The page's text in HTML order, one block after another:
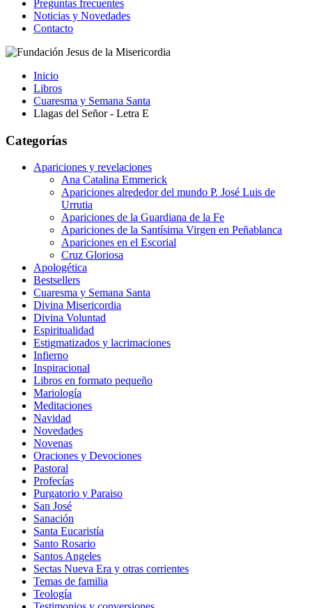
Preguntas frecuentes
Noticias y Novedades
Contacto
Inicio
Libros
Cuaresma y Semana Santa
Llagas del Señor - Letra E
Categorías
Apariciones y revelaciones
Ana Catalina Emmerick
Apariciones alrededor del mundo P. José Luis de
Urrutia
Apariciones de la Guardiana de la Fe
Apariciones de la Santísima Virgen en Peñablanca
Apariciones en el Escorial
Cruz Gloriosa
Apologética
Bestsellers
Cuaresma y Semana Santa
Divina Misericordia
Divina Voluntad
Espiritualidad
Estigmatizados y lacrimaciones
Infierno
Inspiracional
Libros en formato pequeño
Mariología
Meditaciones
Navidad
Novedades
Novenas
Oraciones y Devociones
Pastoral
Profecías
Purgatorio y Paraiso
San José
Sanación
Santa Eucaristía
Santo Rosario
Santos Angeles
Sectas Nueva Era y otras corrientes
Temas de familia
Teología